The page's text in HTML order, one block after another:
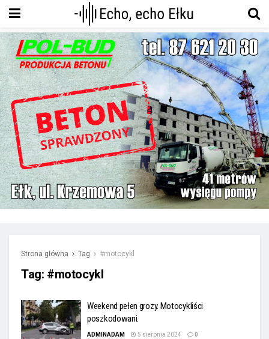
Strona główna Tag #motocykl
Tag: #motocykl
Weekend pełen grozy. Motocykliści
poszkodowani.
ADMINADAM 5 sierpnia 2024 0